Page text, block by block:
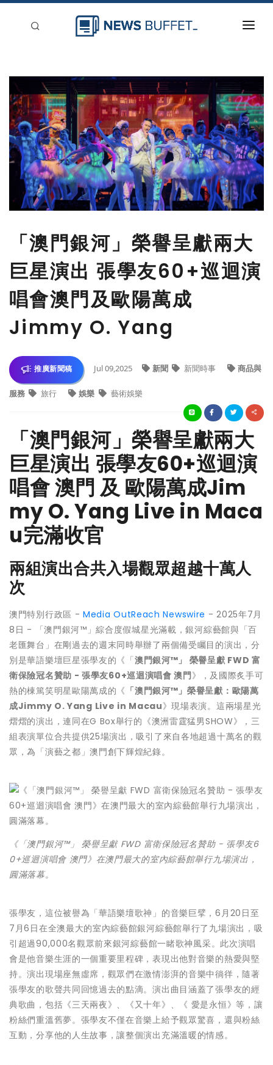
新聞稿分類
登入
刊登
「澳門銀河」榮譽呈獻兩大
巨星演出 張學友60+巡迴演
唱會澳門及歐陽萬成
Jimmy O. Yang
推廣新聞稿 Jul 09,2025 新聞 新聞時事 商品與
服務 旅行 娛樂 藝術娛樂
「澳門銀河」榮譽呈獻兩大
巨星演出 張學友60+巡迴演
唱會 澳門 及 歐陽萬成Jim
my O. Yang Live in Maca
u完滿收官
兩組演出合共入場觀眾超越十萬人
次
澳門特別行政區 - Media OutReach Newswire - 2025年7月
8日 - 「澳門銀河™」綜合度假城星光滿載，銀河綜藝館與「百
老匯舞台」在剛過去的週末同時舉辦了兩個備受矚目的演出，分
別是華語樂壇巨星張學友的《「澳門銀河™ 」 榮譽呈獻 FWD富
衛保險冠名贊助 -張學友60+巡迴演唱會 澳門》，及國際炙手可
熱的棟篤笑明星歐陽萬成的《 「澳門銀河™」榮譽呈獻：歐陽萬
成Jimmy O. Yang Live in Macau》現場表演。這兩場星光
熠熠的演出，連同在G Box舉行的《澳洲雷霆猛男SHOW》，三
組表演單位合共提供25場演出，吸引了來自各地超過十萬名的觀
眾，為「演藝之都」澳門創下輝煌紀錄。
《「澳門銀河™」 榮譽呈獻 FWD 富衛保險冠名贊助 - 張學友6
0+巡迴演唱會 澳門》在澳門最大的室內綜藝館舉行九場演出，
圓滿落幕。
張學友，這位被譽為「華語樂壇歌神」的音樂巨擘，6月20日至
7月6日在全澳最大的室內綜藝館銀河綜藝館舉行了九場演出，吸
引超過90,000名觀眾前來銀河綜藝館一睹歌神風采。此次演唱
會是他音樂生涯的一個重要里程碑，表現出他對音樂的熱愛與堅
持。演出現場座無虛席，觀眾們在激情澎湃的音樂中徜徉，隨著
張學友的歌聲共同回憶過去的點滴。演出曲目涵蓋了張學友的經
典歌曲，包括《三天兩夜》、《又十年》、《 愛是永恒》等，讓
粉絲們重溫舊夢。張學友不僅在音樂上給予觀眾驚喜，還與粉絲
互動，分享他的人生故事，讓整個演出充滿溫暖的情感。